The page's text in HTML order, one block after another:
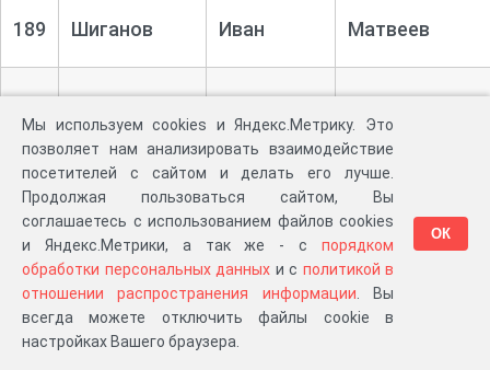
189 Шиганов Иван Матвеев
191 Шмелев Василий Федоров
192 Шитов Иван Васильев
Шитов Прохор
Мы используем cookies и Яндекс.Метрику. Это
позволяет нам анализировать взаимодействие
посетителей с сайтом и делать его лучше.
Продолжая пользоваться сайтом, Вы
соглашаетесь с использованием файлов cookies
и Яндекс.Метрики, а так же - с порядком
обработки персональных данных и с политикой в
отношении распространения информации . Вы
всегда можете отключить файлы cookie в
настройках Вашего браузера.
ОК